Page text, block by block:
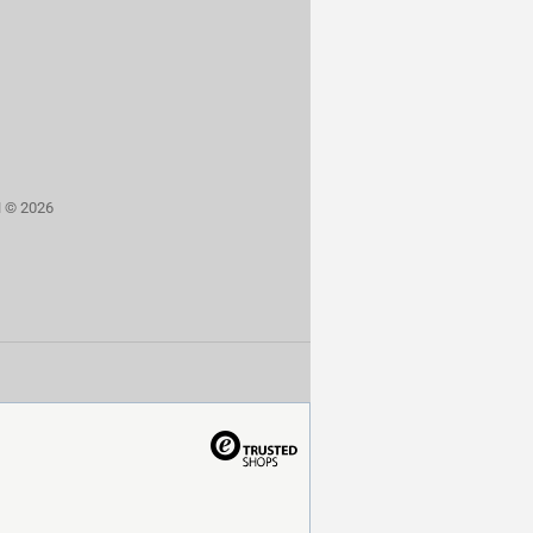
© 2026